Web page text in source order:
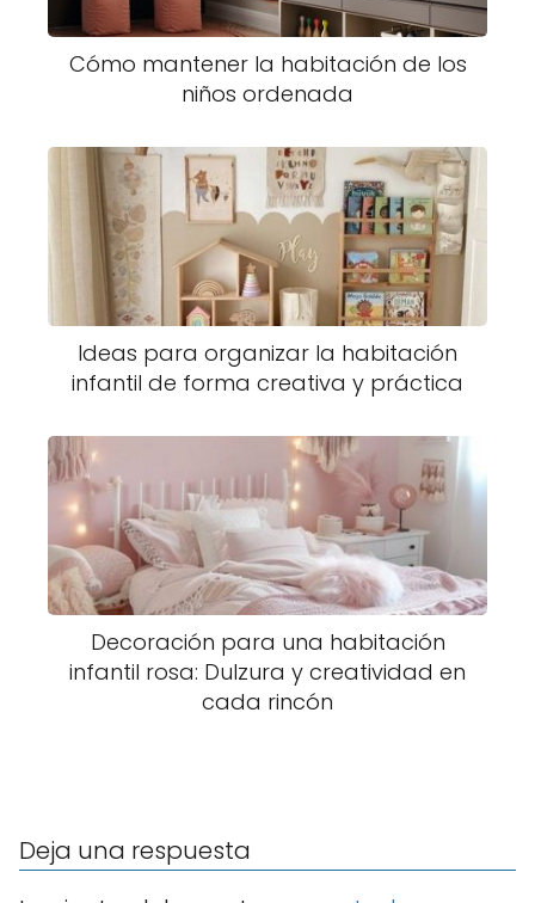
Cómo mantener la habitación de los
niños ordenada
Ideas para organizar la habitación
infantil de forma creativa y práctica
Decoración para una habitación
infantil rosa: Dulzura y creatividad en
cada rincón
Deja una respuesta